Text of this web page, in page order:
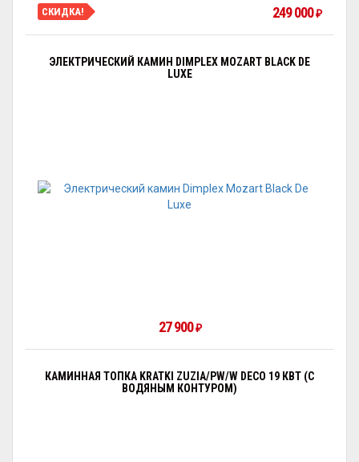
СКИДКА! 249 000 ₽
ЭЛЕКТРИЧЕСКИЙ КАМИН DIMPLEX MOZART BLACK DE
LUXE
27 900 ₽
КАМИННАЯ ТОПКА KRATKI ZUZIA/PW/W DECO 19 КВТ (С
ВОДЯНЫМ КОНТУРОМ)